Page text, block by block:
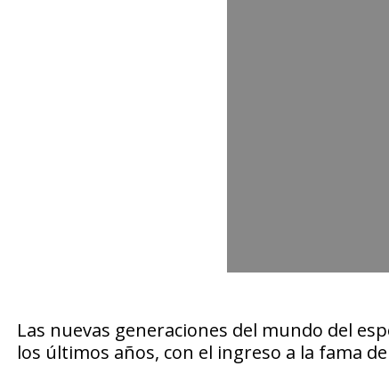
Las nuevas generaciones del mundo del
los últimos años, con el ingreso a la fama